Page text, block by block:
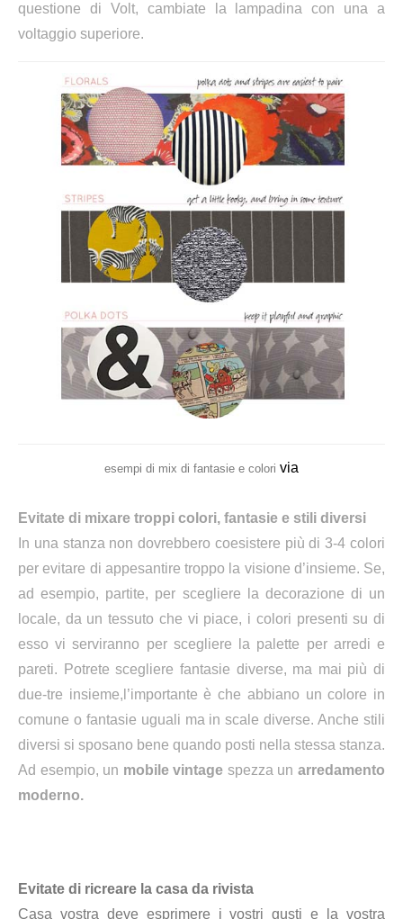
questione di Volt, cambiate la lampadina con una a
voltaggio superiore.
esempi di mix di fantasie e colori via
Evitate di mixare troppi colori, fantasie e stili diversi
In una stanza non dovrebbero coesistere più di 3-4 colori
per evitare di appesantire troppo la visione d’insieme. Se,
ad esempio, partite, per scegliere la decorazione di un
locale, da un tessuto che vi piace, i colori presenti su di
esso vi serviranno per scegliere la palette per arredi e
pareti. Potrete scegliere fantasie diverse, ma mai più di
due-tre insieme,l’importante è che abbiano un colore in
comune o fantasie uguali ma in scale diverse. Anche stili
diversi si sposano bene quando posti nella stessa stanza.
Ad esempio, un mobile vintage spezza unarredamento
moderno.
Evitate di ricreare la casa da rivista
Casa vostra deve esprimere i vostri gusti e la vostra